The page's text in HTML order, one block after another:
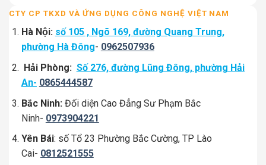
CTY CP TKXD VÀ ỨNG DỤNG CÔNG NGHỆ VIỆT NAM
Hà Nội: số 105 , Ngõ 169, đường Quang Trung,
phường Hà Đông- 0962507936
Hải Phòng: Số 276, đường Lũng Đông, phường Hải
An- 0865444587
Bắc Ninh: Đối diện Cao Đẳng Sư Phạm Bắc
Ninh- 0973904221
Yên Bái: số Tổ 23 Phường Bắc Cường, TP Lào
Cai- 0812521555